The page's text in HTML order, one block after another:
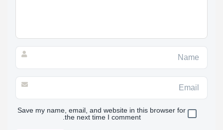
Save my name, email, and website in this browser for
the next time I comment.